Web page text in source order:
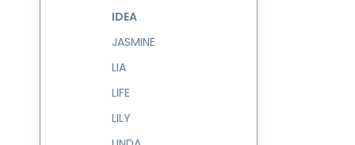
IDEA
JASMINE
LIA
LIFE
LILY